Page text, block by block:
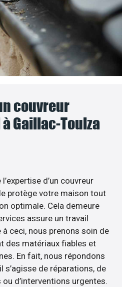
couvreur
Gaillac-Toulza
d’un couvreur
protège votre maison tout
optimale. Cela demeure
assure un travail
ceci, nous prenons soin de
des matériaux fiables et
En fait, nous répondons
s’agisse de réparations, de
d’interventions urgentes.